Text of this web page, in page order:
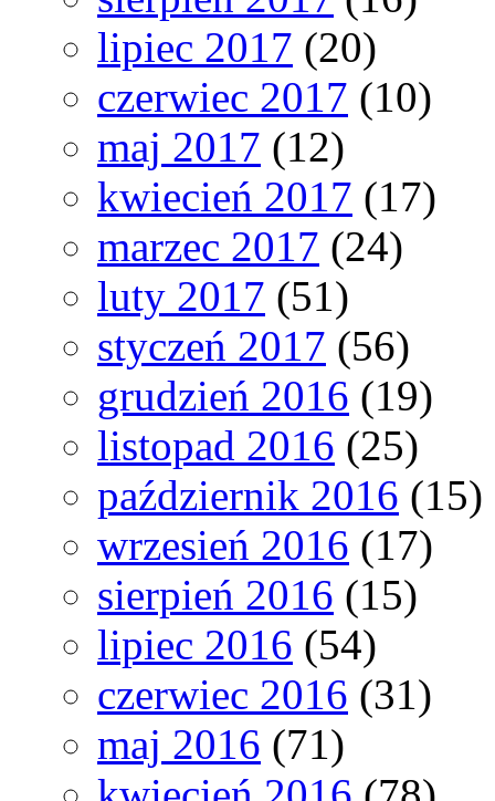
lipiec 2017 (20)
czerwiec 2017 (10)
maj 2017 (12)
kwiecień 2017 (17)
marzec 2017 (24)
luty 2017 (51)
styczeń 2017 (56)
grudzień 2016 (19)
listopad 2016 (25)
październik 2016 (15)
wrzesień 2016 (17)
sierpień 2016 (15)
lipiec 2016 (54)
czerwiec 2016 (31)
maj 2016 (71)